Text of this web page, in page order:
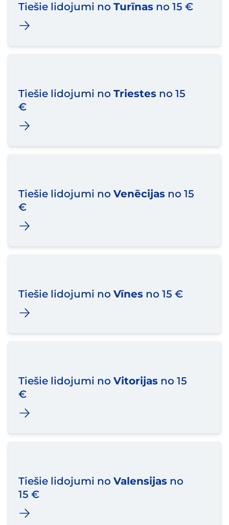
Tiešie lidojumi no Turīnas no 15 €
Tiešie lidojumi no Triestes no 15
€
Tiešie lidojumi no Venēcijas no 15
€
Tiešie lidojumi no Vīnes no 15 €
Tiešie lidojumi no Vitorijas no 15
€
Tiešie lidojumi no Valensijas no
15 €